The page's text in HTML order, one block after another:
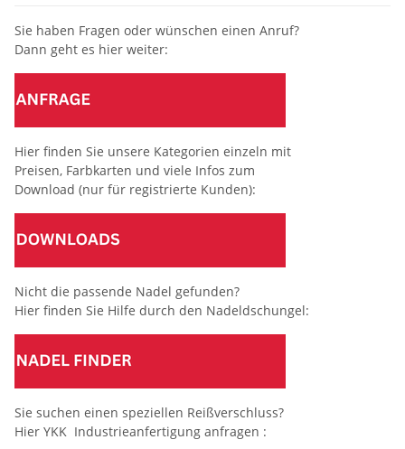
Sie haben Fragen oder wünschen einen Anruf?
Dann geht es hier weiter:
Hier finden Sie unsere Kategorien einzeln mit
Preisen, Farbkarten und viele Infos zum
Download (nur für registrierte Kunden):
Nicht die passende Nadel gefunden?
Hier finden Sie Hilfe durch den Nadeldschungel:
Sie suchen einen speziellen Reißverschluss?
Hier YKK Industrieanfertigung anfragen :